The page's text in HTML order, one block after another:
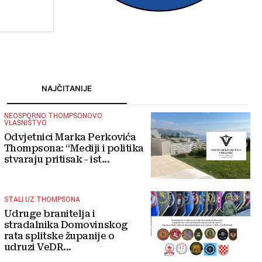
NAJČITANIJE
NEOSPORNO THOMPSONOVO
VLASNIŠTVO
Odvjetnici Marka Perkovića
Thompsona: “Mediji i politika
stvaraju pritisak - ist...
STALI UZ THOMPSONA
Udruge branitelja i
stradalnika Domovinskog
rata splitske županije o
udruzi VeDR...